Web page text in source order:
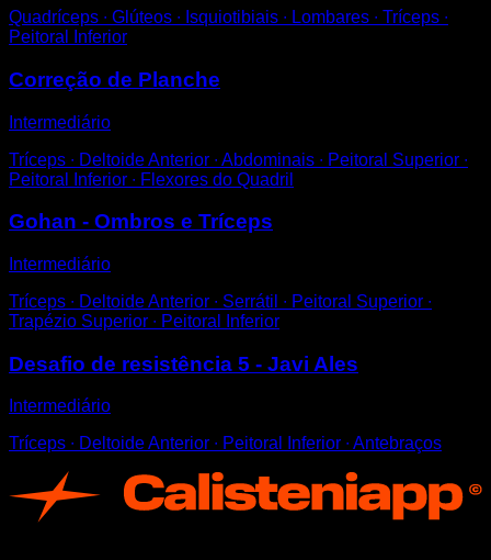
Quadríceps ∙ Glúteos ∙ Isquiotibiais ∙ Lombares ∙ Tríceps ∙
Peitoral Inferior
Correção de Planche
Intermediário
Tríceps ∙ Deltoide Anterior ∙ Abdominais ∙ Peitoral Superior ∙
Peitoral Inferior ∙ Flexores do Quadril
Gohan - Ombros e Tríceps
Intermediário
Tríceps ∙ Deltoide Anterior ∙ Serrátil ∙ Peitoral Superior ∙
Trapézio Superior ∙ Peitoral Inferior
Desafio de resistência 5 - Javi Ales
Intermediário
Tríceps ∙ Deltoide Anterior ∙ Peitoral Inferior ∙ Antebraços